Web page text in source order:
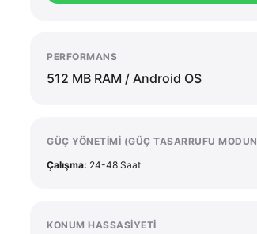
PERFORMANS
512 MB RAM / Android OS
GÜÇ YÖNETIMI (GÜÇ TASARRUFU
Çalışma: 24-48 Saat
KONUM HASSASIYETI